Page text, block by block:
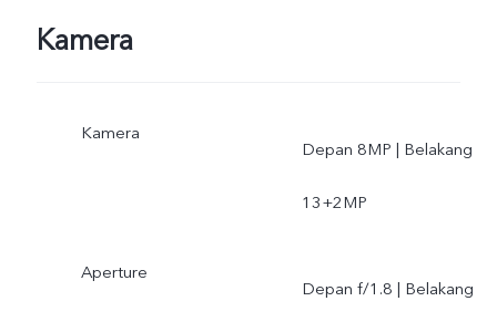
Kamera
Kamera
Depan 8MP | Belakang
13+2MP
Aperture
Depan f/1.8 | Belakang